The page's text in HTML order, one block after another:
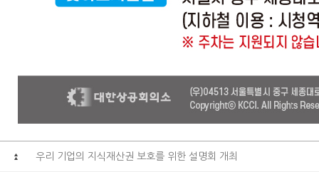
우리 기업의 지식재산권 보호를 위한 설명회 개최